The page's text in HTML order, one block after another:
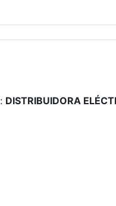
: DISTRIBUIDORA